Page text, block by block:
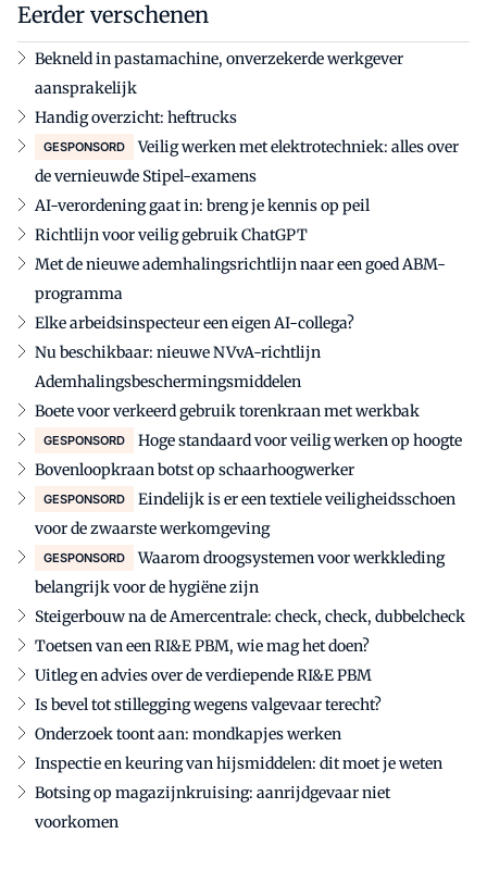
Eerder verschenen
Bekneld in pastamachine, onverzekerde werkgever
aansprakelijk
Handig overzicht: heftrucks
GESPONSORD
Veilig werken met elektrotechniek: alles over
de vernieuwde Stipel-examens
AI-verordening gaat in: breng je kennis op peil
Richtlijn voor veilig gebruik ChatGPT
Met de nieuwe ademhalingsrichtlijn naar een goed ABM-
programma
Elke arbeidsinspecteur een eigen AI-collega?
Nu beschikbaar: nieuwe NVvA-richtlijn
Ademhalingsbeschermingsmiddelen
Boete voor verkeerd gebruik torenkraan met werkbak
GESPONSORD
Hoge standaard voor veilig werken op hoogte
Bovenloopkraan botst op schaarhoogwerker
GESPONSORD
Eindelijk is er een textiele veiligheidsschoen
voor de zwaarste werkomgeving
GESPONSORD
Waarom droogsystemen voor werkkleding
belangrijk voor de hygiëne zijn
Steigerbouw na de Amercentrale: check, check, dubbelcheck
Toetsen van een RI&E PBM, wie mag het doen?
Uitleg en advies over de verdiepende RI&E PBM
Is bevel tot stillegging wegens valgevaar terecht?
Onderzoek toont aan: mondkapjes werken
Inspectie en keuring van hijsmiddelen: dit moet je weten
Botsing op magazijnkruising: aanrijdgevaar niet
voorkomen